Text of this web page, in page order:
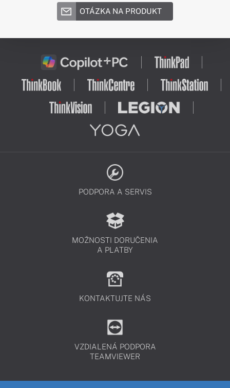
OTÁZKA NA PRODUKT
PODPORA A SERVIS
MOŽNOSTI DORUČENIA
A PLATBY
KONTAKTUJTE NÁS
VZDIALENÁ PODPORA
TEAMVIEWER